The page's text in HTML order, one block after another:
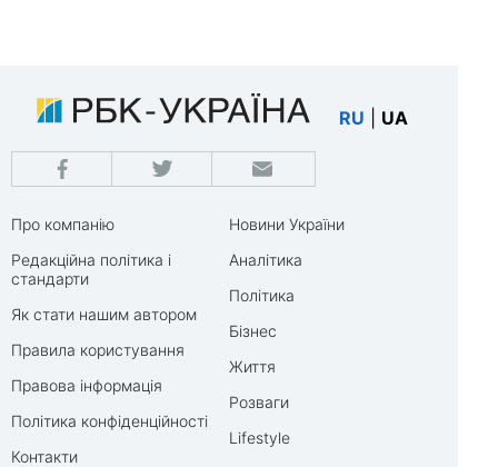
RU UA
Про компанію
Редакційна політика і
стандарти
Як стати нашим автором
Правила користування
Правова інформація
Політика конфіденційності
Контакти
Новини України
Аналітика
Політика
Бізнес
Життя
Розваги
Lifestyle